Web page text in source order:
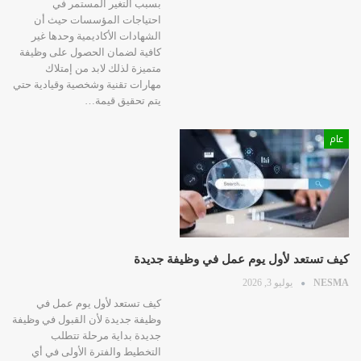
بسبب التغير المستمر في
احتياجات المؤسسات حيث أن
الشهادات الأكاديمية وحدها غير
كافية لضمان الحصول على وظيفة
متميزة لذلك لابد من إمتلاك
مهارات تقنية وشخصية وقيادية حتي
يتم تحقيق قيمة…
عام
كيف تستعد لأول يوم عمل في وظيفة جديدة
NESMA يوليو 3, 2026
كيف تستعد لأول يوم عمل في
وظيفة جديدة لأن القبول في وظيفة
جديدة بداية مرحلة تتطلب
التخطيط والفترة الأولى في أي